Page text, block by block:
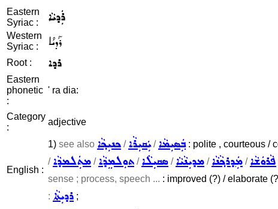
Eastern
Syriac :
ܪܲܕܝܵܐ
Western
Syriac :
ܪܰܕܝܳܐ
Root : ܪܕܐ
Eastern
phonetic
:
' ra dia:
Category
:
adjective
English :
1) see also ܟܢܝܼܟ݂ܵܐ /ܝܲܩܝܼܪܵܐ/ܒܲܣܝܼܡܵܐ: polite , courteous /
/ܡܬܲܠܡܕܵܐ /ܬܘܼܠܡܸܕܵܐ /ܣܩܝܼܠܵܐ /ܡܕܝܼܢܵܝܵܐ /ܡܲܕܪܟ݂ܵܢܵܐ /ܦܵܪܘܿܫܵܐ
sense ; process, speech ... : improved (?) / elaborate
: ܪܕܝܼܬܵܐ ;